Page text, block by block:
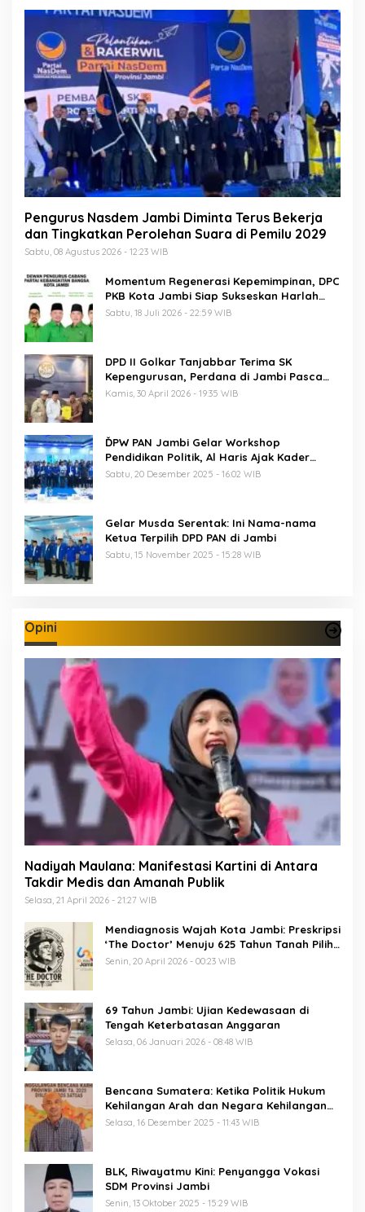
Pengurus Nasdem Jambi Diminta Terus Bekerja
dan Tingkatkan Perolehan Suara di Pemilu 2029
Sabtu, 08 Agustus 2026 - 12:23 WIB
Momentum Regenerasi Kepemimpinan, DPC
PKB Kota Jambi Siap Sukseskan Harlah
PKB ke-28
Sabtu, 18 Juli 2026 - 22:59 WIB
DPD II Golkar Tanjabbar Terima SK
Kepengurusan, Perdana di Jambi Pasca
Musda
Kamis, 30 April 2026 - 19:35 WIB
ĎPW PAN Jambi Gelar Workshop
Pendidikan Politik, Al Haris Ajak Kader
Perkuat Soliditas Jelang Pemilu 2029
Sabtu, 20 Desember 2025 - 16:02 WIB
Gelar Musda Serentak: Ini Nama-nama
Ketua Terpilih DPD PAN di Jambi
Sabtu, 15 November 2025 - 15:28 WIB
Opini
Nadiyah Maulana: Manifestasi Kartini di Antara
Takdir Medis dan Amanah Publik
Selasa, 21 April 2026 - 21:27 WIB
Mendiagnosis Wajah Kota Jambi: Preskripsi
‘The Doctor’ Menuju 625 Tahun Tanah Pilih
Pusako Batuah
Senin, 20 April 2026 - 00:23 WIB
69 Tahun Jambi: Ujian Kedewasaan di
Tengah Keterbatasan Anggaran
Selasa, 06 Januari 2026 - 08:48 WIB
Bencana Sumatera: Ketika Politik Hukum
Kehilangan Arah dan Negara Kehilangan
Keberanian
Selasa, 16 Desember 2025 - 11:43 WIB
BLK, Riwayatmu Kini: Penyangga Vokasi
SDM Provinsi Jambi
Senin, 13 Oktober 2025 - 15:29 WIB